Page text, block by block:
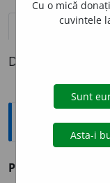
definiții (1)
Definiția cu ID-ul
Sinonime
PUNG
Cu o mică
cuvintele